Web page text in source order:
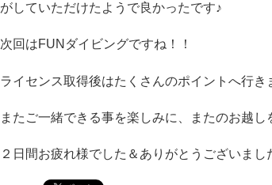
がしていただけたようで良かったです♪
次回はFUNダイビングですね！！
ライセンス取得後はたくさんのポイントへ行き
またご一緒できる事を楽しみに、またのお越し
２日間お疲れ様でした＆ありがとうございまし